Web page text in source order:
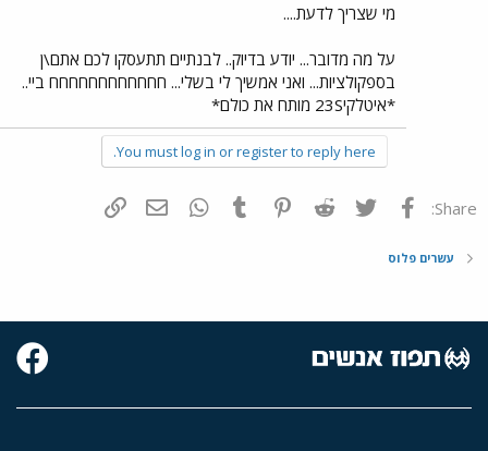
מי שצריך לדעת....
על מה מדובר... יודע בדיוק.. לבנתיים תתעסקו לכם אתם\ן
בספקולציות... ואני אמשיך לי בשלי... חחחחחחחחחחחח ביי..
*איטלקי23S מותח את כולם*
You must log in or register to reply here.
Share: פייסבוק Twitter
Reddit
Pinterest
Tumblr
WhatsAppדואר אלקטרוני
עשרים פלוס